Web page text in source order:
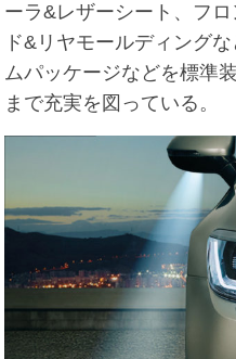
ーラ&レザーシート、フ
ド&リヤモールディング
ムパッケージなどを標準
まで充実を図っている。